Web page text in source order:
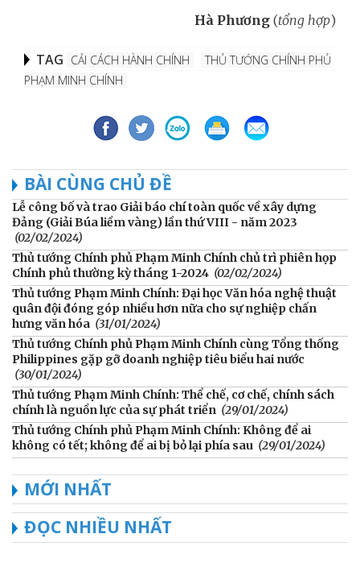
Hà Phương (tổng hợp)
TAG CẢI CÁCH HÀNH CHÍNH
THỦ TƯỚNG CHÍNH PHỦ
PHẠM MINH CHÍNH
BÀI CÙNG CHỦ ĐỀ
Lễ công bố và trao Giải báo chí toàn quốc về xây dựng
Đảng (Giải Búa liềm vàng) lần thứ VIII - năm 2023
(02/02/2024)
Thủ tướng Chính phủ Phạm Minh Chính chủ trì phiên họp
Chính phủ thường kỳ tháng 1-2024 (02/02/2024)
Thủ tướng Phạm Minh Chính: Đại học Văn hóa nghệ thuật
quân đội đóng góp nhiều hơn nữa cho sự nghiệp chấn
hưng văn hóa (31/01/2024)
Thủ tướng Chính phủ Phạm Minh Chính cùng Tổng thống
Philippines gặp gỡ doanh nghiệp tiêu biểu hai nước
(30/01/2024)
Thủ tướng Phạm Minh Chính: Thể chế, cơ chế, chính sách
chính là nguồn lực của sự phát triển (29/01/2024)
Thủ tướng Chính phủ Phạm Minh Chính: Không để ai
không có tết; không để ai bị bỏ lại phía sau (29/01/2024)
MỚI NHẤT
ĐỌC NHIỀU NHẤT